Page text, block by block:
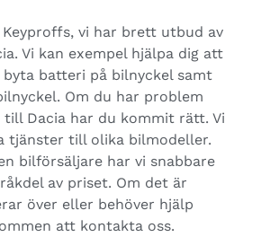
vi har brett utbud av
Vi kan exempel hjälpa dig att
byta batteri på bilnyckel samt
Om du har problem
till Dacia har du kommit rätt. Vi
tjänster till olika bilmodeller.
bilförsäljare har vi snabbare
av priset. Om det är
över eller behöver hjälp
att kontakta oss.